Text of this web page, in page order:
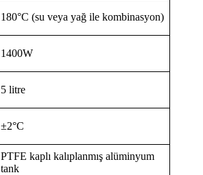
180°C (su veya yağ ile kombinasyon)
1400W
5 litre
±2°C
PTFE kaplı kalıplanmış alüminyum
tank